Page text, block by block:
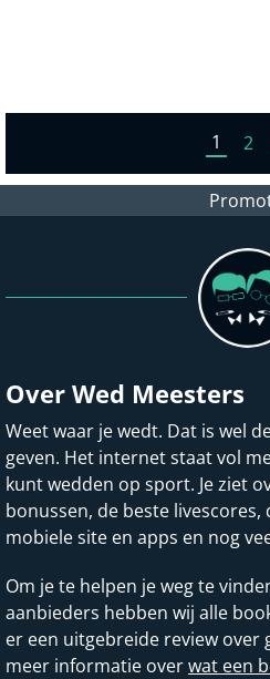
1 2
Over Wed Meesters
Weet waar je wedt. Dat is wel
geven. Het internet staat vol
kunt wedden op sport. Je ziet
bonussen, de beste livescores,
mobiele site en apps en nog
Om je te helpen je weg te
aanbieders hebben wij alle
er een uitgebreide review over
meer informatie overwat een